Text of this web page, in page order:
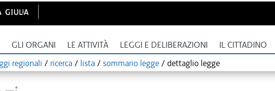
GLI ORGANI LE ATTIVITÀ LEGGI E DELIBERAZIONI IL CITTADINO
regionali / ricerca / lista / sommario legge / dettaglio legge